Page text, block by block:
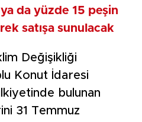
da yüzde 15 peşin
satışa sunulacak
Değişikliği
Konut İdaresi
bulunan
31 Temmuz